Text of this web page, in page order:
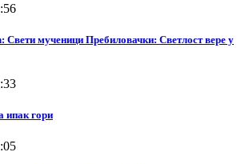
Свети мученици Пребиловачки: Светлост вере у
ипак гори